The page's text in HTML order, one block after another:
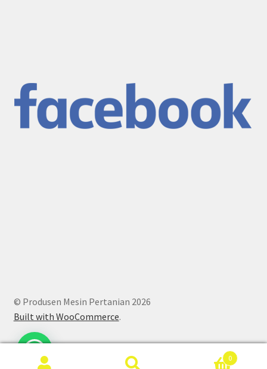
© Produsen Mesin Pertanian 2026
Built with WooCommerce.
0